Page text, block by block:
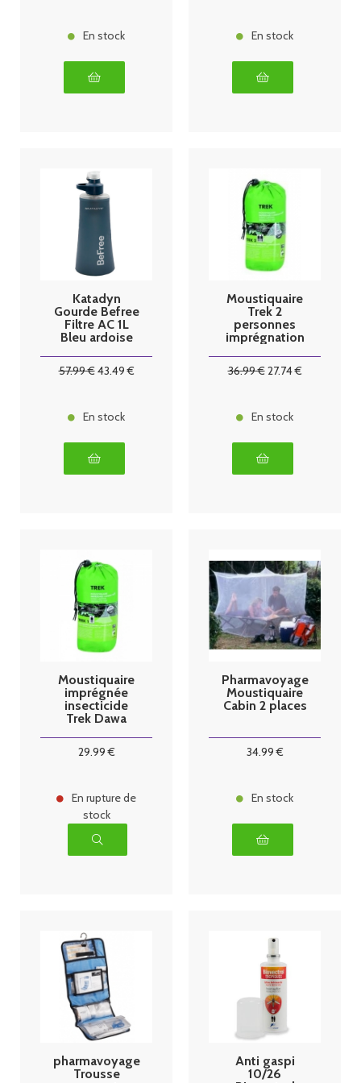
En stock En stock
Katadyn
Gourde Befree
Filtre AC 1L
Bleu ardoise
57.99€43.49€
En stock
Moustiquaire
Trek 2
personnes
imprégnation
36.99€27.74€
En stock
Moustiquaire
imprégnée
insecticide
Trek Dawa
29.99€
En rupture de
stock
Pharmavoyage
Moustiquaire
Cabin 2 places
34.99€
En stock
pharmavoyage
Trousse
Anti gaspi
10/26